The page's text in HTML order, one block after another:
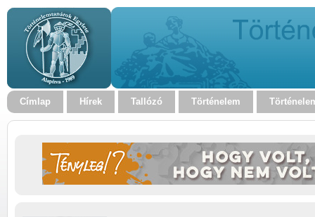
Címlap Hírek Tallózó Történelem